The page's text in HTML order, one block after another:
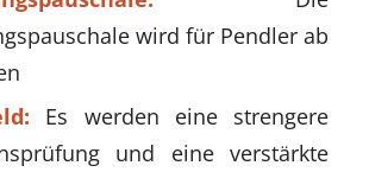
wird für Pendler ab
Es werden eine strengere
und eine verstärkte